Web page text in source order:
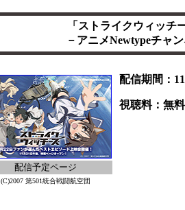
「ストライクウィッチ
－アニメNewtypeチャ
配信予定ページ
(C)2007 第501統合戦闘航空団
配信期間：
視聴料：無